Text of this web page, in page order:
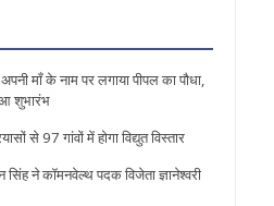
माँ के नाम पर लगाया पीपल का पौधा,
शुभारंभ
से 97 गांवों में होगा विद्युत विस्तार
सिंह ने कॉमनवेल्थ पदक विजेता ज्ञानेश्वरी